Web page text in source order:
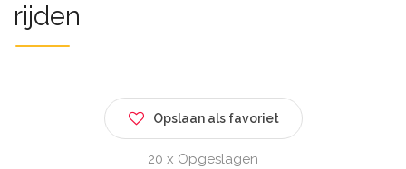
rijden
Opslaan als favoriet
20 x Opgeslagen